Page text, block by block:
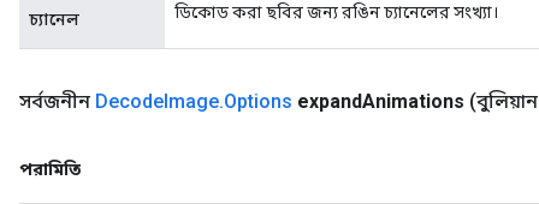
চ্যানেল ডিকোড করা ছবির জন্য রঙিন চ্যানেলের সংখ্যা।
সর্বজনীন DecodeImage.Options expandAnimations
পরামিতি